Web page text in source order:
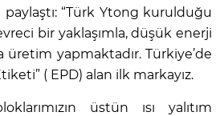
“Türk Ytong kurulduğu
bir yaklaşımla, düşük enerji
üretim yapmaktadır. Türkiye’de
( EPD) alan ilk markayız.
üstün ısı yalıtım